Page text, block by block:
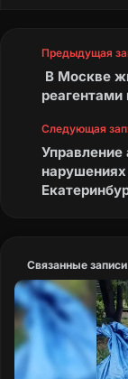
Предыдущая
В Москве
Следующая
Управление
Связанные записи